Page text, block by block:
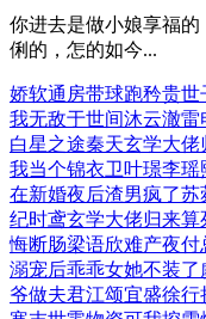
你进去是做小娘享福
俐的，怎的如今...
娇软通房带球跑矜贵
我无敌于世间沐云澈雷
白星之途秦天玄学大佬
我当个锦衣卫叶璟李瑶
在新婚夜后渣男疯了苏
纪时鸢玄学大佬归来
悔断肠梁语欣难产夜付
溺宠后乖乖女她不装了
爷做夫君江颂宜盛徐行